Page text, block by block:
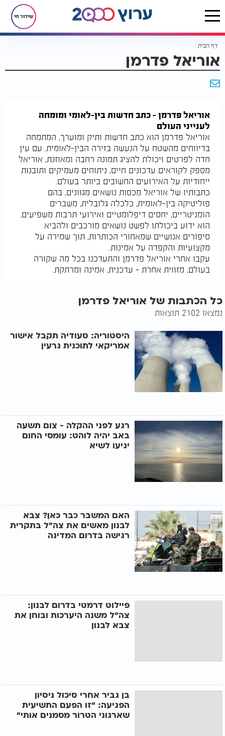
שידור חי
דף הבית
אוריאל פדרמן
אוריאל פדרמן - כתב חדשות בין-לאומי ומומחה
לענייני העולם
אוריאל פדרמן הוא כתב חדשות ותיק ומוערך, המתמחה
בדיווחים מהשטח על הנעשה בזירה הבין-לאומית. עם עין
חדה לפרטים ויכולת להציג תמונה רחבה ומאוזנת, אוריאל
מספק לקוראים עדכונים חיים, ניתוחים מעמיקים ותובנות
ייחודיות על האירועים החשובים ביותר בעולם.
כתבותיו של אוריאל מכסות נושאים מגוונים, בהם
פוליטיקה בין-לאומית, כלכלה גלובלית, משברים
הומניטריים, יחסים דיפלומטיים ואירועי תרבות משפיעים.
הוא ידוע ביכולתו לפשט נושאים מורכבים ולהביא
סיפורים אנושיים שמאחורי הכותרות, תוך שמירה על
מקצועיות והקפדה על אמינות.
עקבו אחרי אוריאל פדרמן והתעדכנו בכל מה שקורה
בעולם, מזווית אחרת – עדכנית, אמינה ומרתקת.
כל הכתבות של אוריאל פדרמן
נמצאו 2102 תוצאות
היסטוריה: סעודיה תקבל אישור
אמריקאי לתוכנית גרעין
רגע לפני ההקלה - צום תשעה
באב יהיה לוהט: עומסי החום
יגיעו לשיא
האם המשבר כבר כאן? צבא
לבנון מאשים את צה"ל בתקרית
רגישה בדרום המדינה
פיילוט דרמטי בדרום לבנון:
צה"ל משנה היערכות ובוחן את
צבא לבנון
בן גביר אחרי סיכול ניסיון
הפגיעה: "זו הפעם התשיעית
שארגוני הטרור מסמנים אותי"